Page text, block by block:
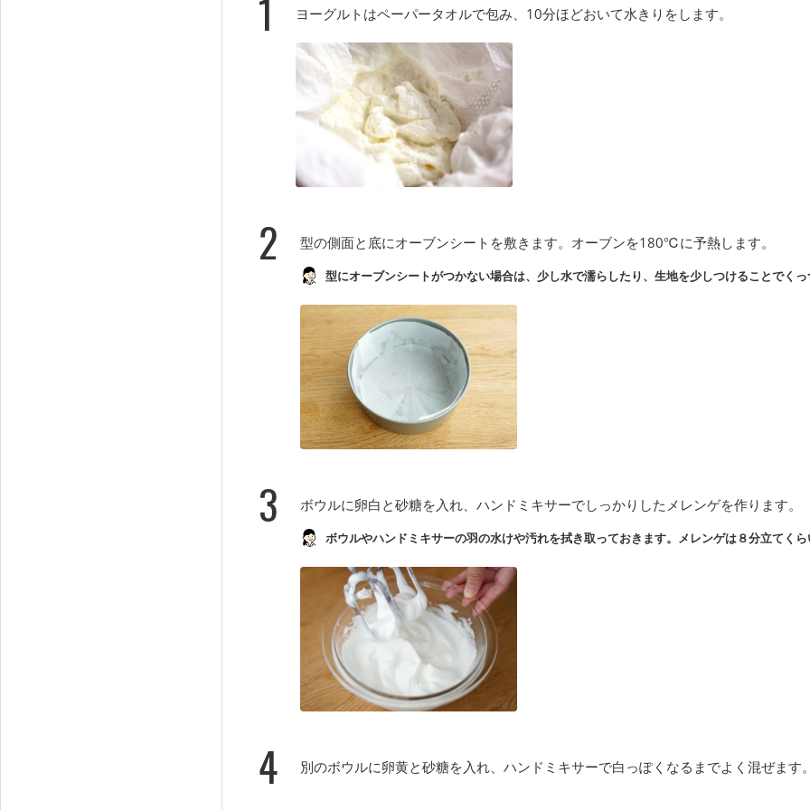
1 ヨーグルトはペーパータオルで包み、10分ほどおいて水きりをします。
2 型の側面と底にオーブンシートを敷きます。オーブンを180℃に予熱します。
型にオーブンシートがつかない場合は、少し水で濡らしたり、生地を少しつけることでくっ
3 ボウルに卵白と砂糖を入れ、ハンドミキサーでしっかりしたメレンゲを作ります。
ボウルやハンドミキサーの羽の水けや汚れを拭き取っておきます。メレンゲは８分立てくら
4 別のボウルに卵黄と砂糖を入れ、ハンドミキサーで白っぽくなるまでよく混ぜます。